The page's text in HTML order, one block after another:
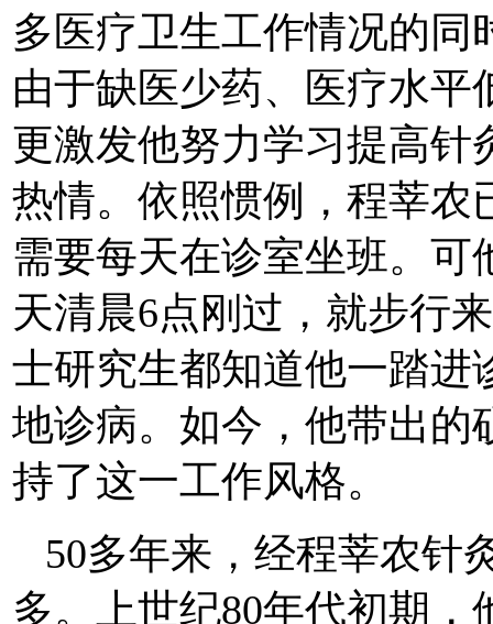
多医疗卫生工作情况的
由于缺医少药、医疗水
更激发他努力学习提高针
热情。依照惯例，程莘农
需要每天在诊室坐班。可
天清晨6点刚过，就步行
士研究生都知道他一踏进
地诊病。如今，他带出的
持了这一工作风格。
50多年来，经程莘农针
多。上世纪80年代初期